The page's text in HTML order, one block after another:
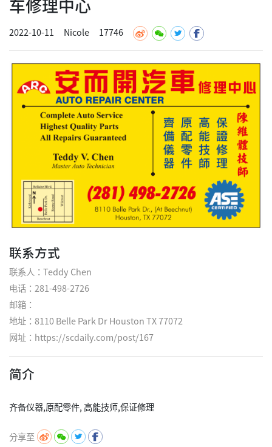
车修理中心
2022-10-11 Nicole 17746
联系方式
联系人：Teddy Chen
电话：281-498-2726
邮箱：
地址：8110 Belle Park Dr Houston TX 77072
网址： https://scdaily.com/post/167
简介
分享至